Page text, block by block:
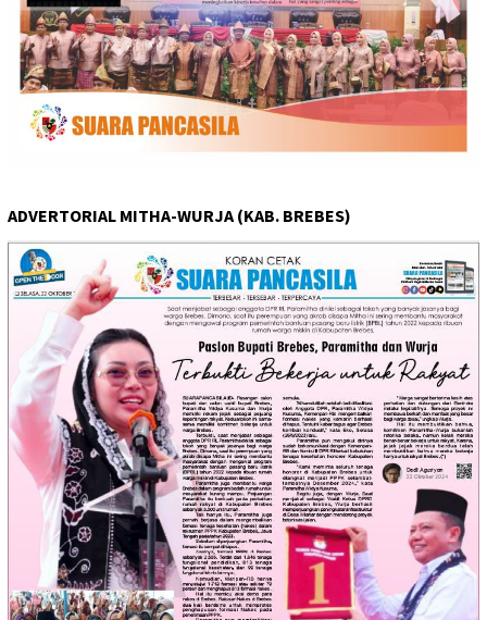
ADVERTORIAL MITHA-WURJA (KAB. BREBES)